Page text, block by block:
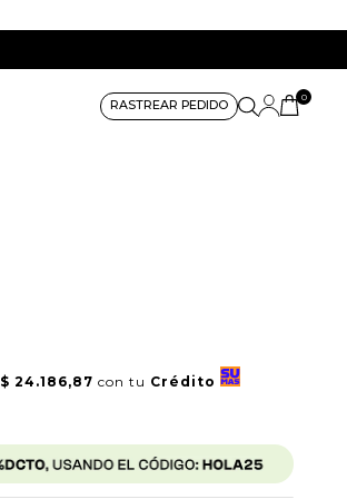
RASTREAR PEDIDO
0
$ 24.186,87 con tu Crédito